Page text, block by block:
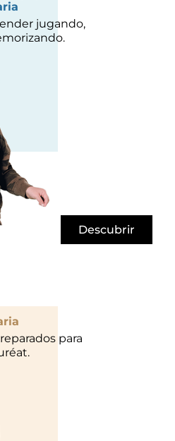
jugando,
Descubrir
para